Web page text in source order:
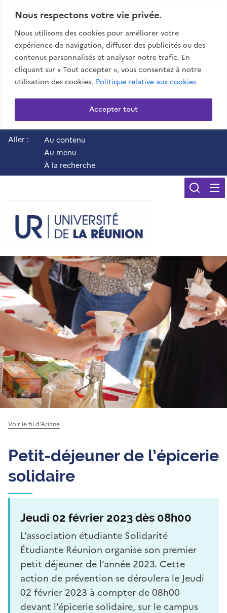
Nous respectons votre vie privée.
Nous utilisons des cookies pour améliorer votre
expérience de navigation, diffuser des publicités ou des
contenus personnalisés et analyser notre trafic. En
cliquant sur « Tout accepter », vous consentez à notre
utilisation des cookies. Politique relative aux cookies
Accepter tout
Aller :
Au contenu
Au menu
À la recherche
Voir le fil d’Ariane
Petit-déjeuner de l’épicerie
solidaire
Jeudi 02 février 2023 dès 08h00
L’association étudiante Solidarité
Étudiante Réunion organise son premier
petit déjeuner de l’année 2023. Cette
action de prévention se déroulera le Jeudi
02 février 2023 à compter de 08h00
devant l’épicerie solidaire, sur le campus